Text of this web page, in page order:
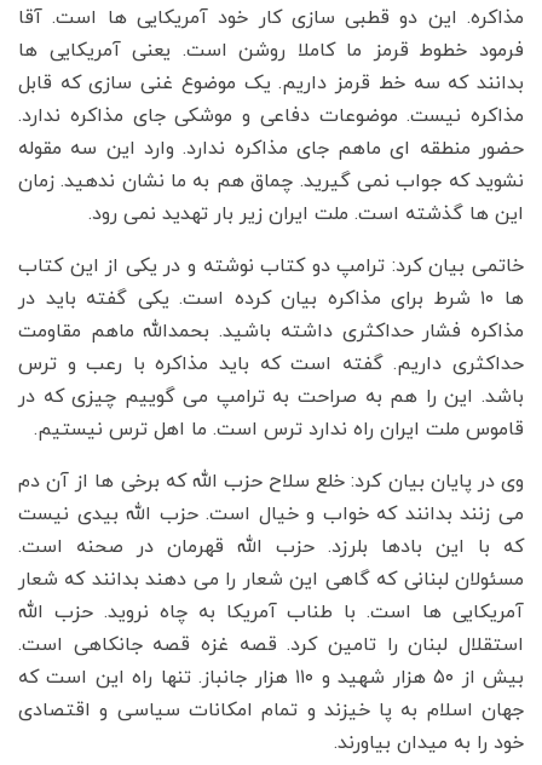
مذاکره. این دو قطبی سازی کار خود آمریکایی ها است. آقا
فرمود خطوط قرمز ما کاملا روشن است. یعنی آمریکایی ها
بدانند که سه خط قرمز داریم. یک موضوع غنی سازی که قابل
مذاکره نیست. موضوعات دفاعی و موشکی جای مذاکره ندارد.
حضور منطقه ای ماهم جای مذاکره ندارد. وارد این سه مقوله
نشوید که جواب نمی گیرید. چماق هم به ما نشان ندهید. زمان
این ها گذشته است. ملت ایران زیر بار تهدید نمی رود.
خاتمی بیان کرد: ترامپ دو کتاب نوشته و در یکی از این کتاب
ها ۱۰ شرط برای مذاکره بیان کرده است. یکی گفته باید در
مذاکره فشار حداکثری داشته باشید. بحمدالله ماهم مقاومت
حداکثری داریم. گفته است که باید مذاکره با رعب و ترس
باشد. این را هم به صراحت به ترامپ می گوییم چیزی که در
قاموس ملت ایران راه ندارد ترس است. ما اهل ترس نیستیم.
وی در پایان بیان کرد: خلع سلاح حزب الله که برخی ها از آن دم
می زنند بدانند که خواب و خیال است. حزب الله بیدی نیست
که با این بادها بلرزد. حزب الله قهرمان در صحنه است.
مسئولان لبنانی که گاهی این شعار را می دهند بدانند که شعار
آمریکایی ها است. با طناب آمریکا به چاه نروید. حزب الله
استقلال لبنان را تامین کرد. قصه غزه قصه جانکاهی است.
بیش از ۵۰ هزار شهید و ۱۱۰ هزار جانباز. تنها راه این است که
جهان اسلام به پا خیزند و تمام امکانات سیاسی و اقتصادی
خود را به میدان بیاورند.